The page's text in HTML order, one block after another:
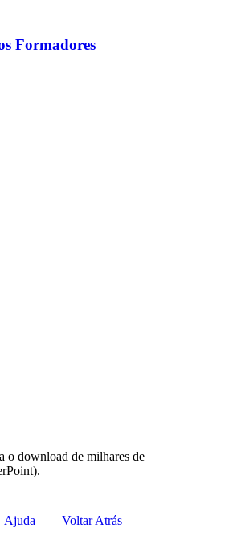
Formadores
o download de milhares de
Ajuda
Voltar Atrás